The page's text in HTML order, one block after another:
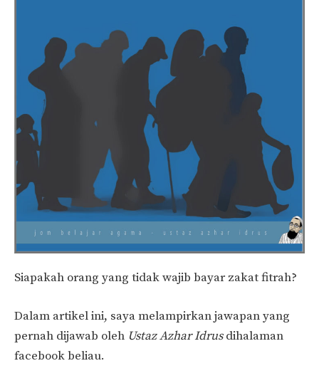
Siapakah orang yang tidak wajib bayar zakat fitrah?
Dalam artikel ini, saya melampirkan jawapan yang
pernah dijawab oleh Ustaz Azhar Idrusdihalaman
facebook beliau.